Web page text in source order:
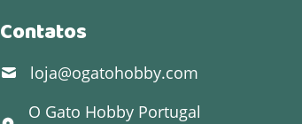
Contatos
loja@ogatohobby.com
O Gato Hobby Portugal